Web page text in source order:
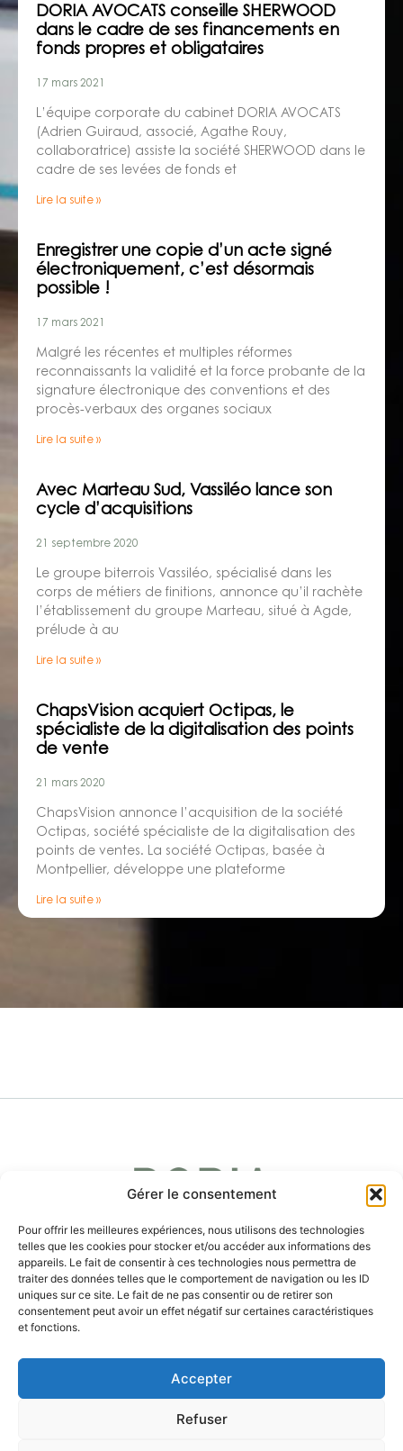
Gérer le consentement
Pour offrir les meilleures expériences, nous utilisons des technologies
telles que les cookies pour stocker et/ou accéder aux informations des
appareils. Le fait de consentir à ces technologies nous permettra de
traiter des données telles que le comportement de navigation ou les ID
uniques sur ce site. Le fait de ne pas consentir ou de retirer son
consentement peut avoir un effet négatif sur certaines caractéristiques
et fonctions.
Accepter
Refuser
DORIA AVOCATS conseille SHERWOOD
dans le cadre de ses financements en
fonds propres et obligataires
17 mars 2021
L’équipe corporate du cabinet DORIA AVOCATS
(Adrien Guiraud, associé, Agathe Rouy,
collaboratrice) assiste la société SHERWOOD dans le
cadre de ses levées de fonds et
Lire la suite »
Enregistrer une copie d’un acte signé
électroniquement, c’est désormais
possible !
17 mars 2021
Malgré les récentes et multiples réformes
reconnaissants la validité et la force probante de la
signature électronique des conventions et des
procès-verbaux des organes sociaux
Lire la suite »
Avec Marteau Sud, Vassiléo lance son
cycle d’acquisitions
21 septembre 2020
Le groupe biterrois Vassiléo, spécialisé dans les
corps de métiers de finitions, annonce qu’il rachète
l’établissement du groupe Marteau, situé à Agde,
prélude à au
Lire la suite »
ChapsVision acquiert Octipas, le
spécialiste de la digitalisation des points
de vente
21 mars 2020
ChapsVision annonce l’acquisition de la société
Octipas, société spécialiste de la digitalisation des
points de ventes. La société Octipas, basée à
Montpellier, développe une plateforme
Lire la suite »
PARTENARIATS
MÉCÉNAT
HONORAIRES